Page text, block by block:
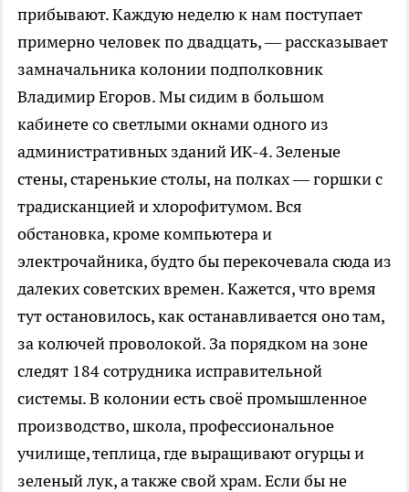
прибывают. Каждую неделю к нам поступает
примерно человек по двадцать, — рассказывает
замначальника колонии подполковник
Владимир Егоров. Мы сидим в большом
кабинете со светлыми окнами одного из
административных зданий ИК-4. Зеленые
стены, старенькие столы, на полках — горшки с
традисканцией и хлорофитумом. Вся
обстановка, кроме компьютера и
электрочайника, будто бы перекочевала сюда из
далеких советских времен. Кажется, что время
тут остановилось, как останавливается оно там,
за колючей проволокой. За порядком на зоне
следят 184 сотрудника исправительной
системы. В колонии есть своё промышленное
производство, школа, профессиональное
училище, теплица, где выращивают огурцы и
зеленый лук, а также свой храм. Если бы не